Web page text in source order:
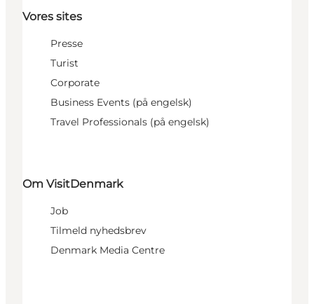
Vores sites
Presse
Turist
Corporate
Business Events (på engelsk)
Travel Professionals (på engelsk)
Om VisitDenmark
Job
Tilmeld nyhedsbrev
Denmark Media Centre